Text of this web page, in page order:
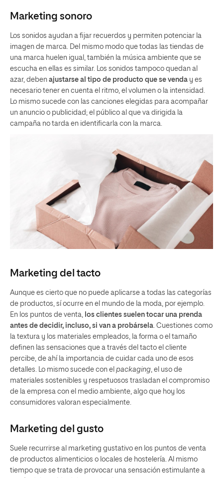
Marketing sonoro
Los sonidos ayudan a fijar recuerdos y permiten potenciar la
imagen de marca. Del mismo modo que todas las tiendas de
una marca huelen igual, también la música ambiente que se
escucha en ellas es similar. Los sonidos tampoco quedan al
azar, deben ajustarse al tipo de producto que se venda y es
necesario tener en cuenta el ritmo, el volumen o la intensidad.
Lo mismo sucede con las canciones elegidas para acompañar
un anuncio o publicidad; el público al que va dirigida la
campaña no tarda en identificarla con la marca.
Marketing del tacto
Aunque es cierto que no puede aplicarse a todas las categorías
de productos, sí ocurre en el mundo de la moda, por ejemplo.
En los puntos de venta,
los clientes suelen tocar una prenda
antes de decidir, incluso, si van a probársela . Cuestiones como
la textura y los materiales empleados, la forma o el tamaño
definen las sensaciones que a través del tacto el cliente
percibe, de ahí la importancia de cuidar cada uno de esos
detalles. Lo mismo sucede con el packaging , el uso de
materiales sostenibles y respetuosos trasladan el compromiso
de la empresa con el medio ambiente, algo que hoy los
consumidores valoran especialmente.
Marketing del gusto
Suele recurrirse al marketing gustativo en los puntos de venta
de productos alimenticios o locales de hostelería. Al mismo
tiempo que se trata de provocar una sensación estimulante a